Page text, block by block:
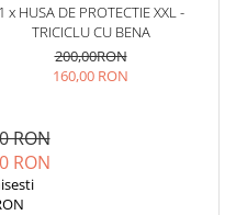
1 x HUSA DE PROTECTIE XXL -
TRICICLU CU BENA
200,00RON
160,00 RON
RON
RON